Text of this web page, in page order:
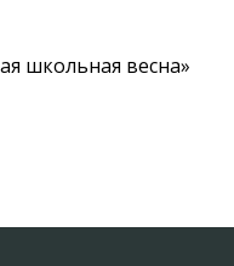
школьная весна»